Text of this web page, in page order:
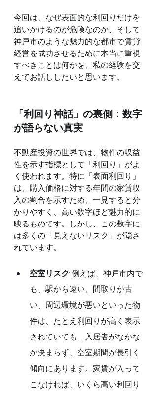
今回は、なぜ表面的な利回りだけを
追いかけるのが危険なのか、そして
神戸市のような魅力的な都市で賃貸
経営を成功させるために本当に重視
すべきことは何かを、私の経験を交
えてお話ししたいと思います。
「利回り神話」の裏側：数字
が語らない真実
不動産投資の世界では、物件の収益
性を示す指標として「利回り」がよ
く使われます。特に「表面利回り」
は、購入価格に対する年間の家賃収
入の割合を示すため、一見すると分
かりやすく、高い数字ほど魅力的に
映るものです。しかし、この数字に
は多くの「見えないリスク」が隠さ
れています。
空室リスク: 例えば、神戸市内で
も、駅から遠い、間取りが古
い、周辺環境が悪いといった物
件は、たとえ利回りが高く表示
されていても、入居者がなかな
か決まらず、空室期間が長引く
傾向にあります。家賃が入って
こなければ、いくら高い利回り